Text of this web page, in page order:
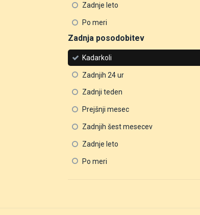
Zadnje leto
Po meri
Zadnja posodobitev
Kadarkoli
Zadnjih 24 ur
Zadnji teden
Prejšnji mesec
Zadnjih šest mesecev
Zadnje leto
Po meri